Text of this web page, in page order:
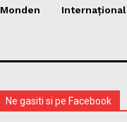
Monden Internațional
Ne gasiti si pe Facebook